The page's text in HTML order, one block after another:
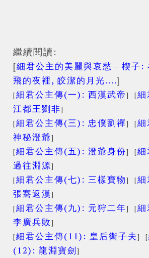
繼續閱讀:
[細君公主的美麗與哀愁 - 楔子:
飛的夜裡, 皎潔的月光....]
[細君公主傳(一): 西漢武帝] [
江都王劉非]
[細君公主傳(三): 忠僕劉禪] [
神秘澄爺]
[細君公主傳(五): 澄爺身份] [
過往淵源]
[細君公主傳(七): 三樣寶物] [
張騫返漢]
[細君公主傳(九): 元狩二年] [
李廣兵敗]
[細君公主傳(11): 皇后衛子夫] [
(12): 龍淵寶劍]